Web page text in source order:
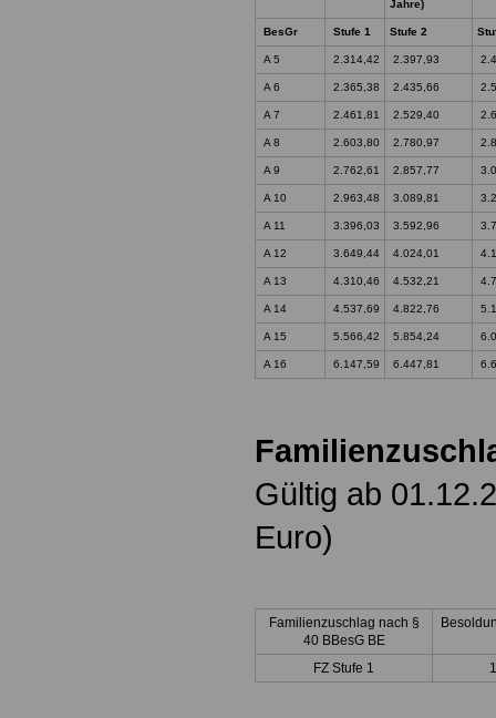
Jahre)
BesGr Stufe 1 Stufe 2
A 5 2.314,42 2.397,93
A 6 2.365,38 2.435,66
A 7 2.461,81 2.529,40
A 8 2.603,80 2.780,97
A 9 2.762,61 2.857,77
A 10 2.963,48 3.089,81
A 11 3.396,03 3.592,96
A 12 3.649,44 4.024,01
A 13 4.310,46 4.532,21
A 14 4.537,69 4.822,76
A 15 5.566,42 5.854,24
A 16 6.147,59 6.447,81
Gültig ab
Euro)
Familienzuschlag nach §
40 BBesG BE
FZ Stufe 1